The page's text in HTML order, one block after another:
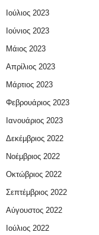
Ιούλιος 2023
Ιούνιος 2023
Μάιος 2023
Απρίλιος 2023
Μάρτιος 2023
Φεβρουάριος 2023
Ιανουάριος 2023
Δεκέμβριος 2022
Νοέμβριος 2022
Οκτώβριος 2022
Σεπτέμβριος 2022
Αύγουστος 2022
Ιούλιος 2022